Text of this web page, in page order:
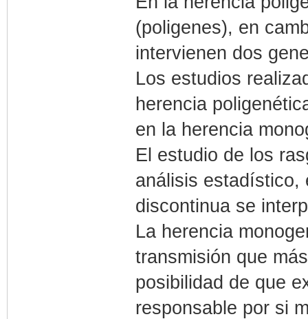
(poligenes), en
intervienen dos
Los estudios
herencia
en la herencia
El estudio de los
análisis estadístico,
discontinua se
La herencia
transmisión que
posibilidad de que
responsable por si